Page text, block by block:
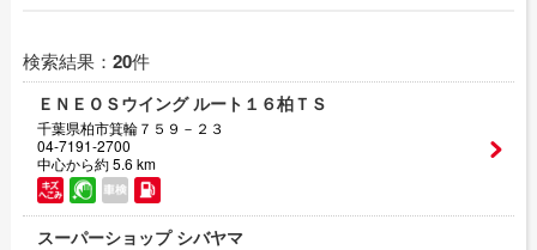
検索結果： 20件
ＥＮＥＯＳウイング ルート１６柏ＴＳ
千葉県柏市箕輪７５９－２３
04-7191-2700
中心から約 5.6 km
スーパーショップ シバヤマ